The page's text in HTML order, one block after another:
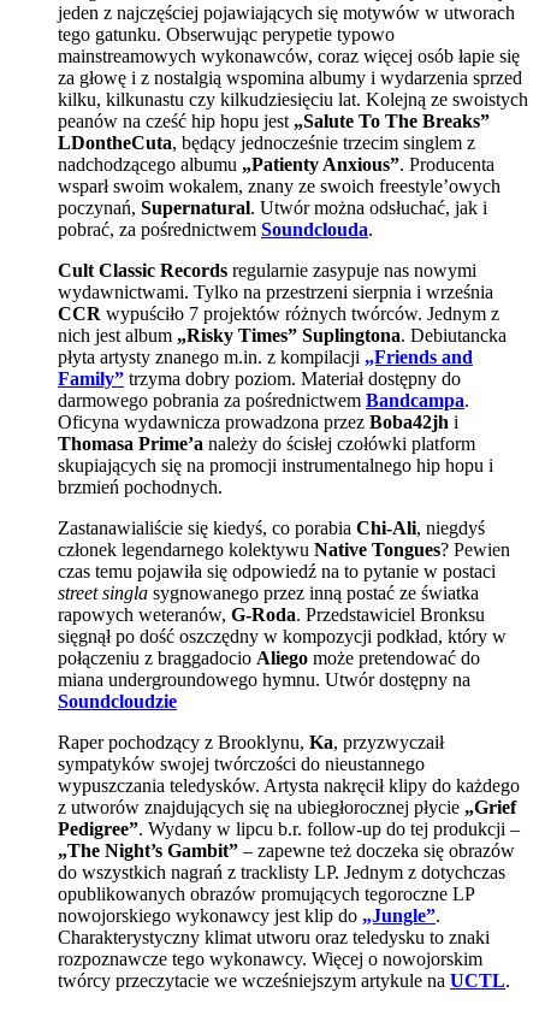
jeden z najczęściej pojawiających się motywów w utworach
tego gatunku. Obserwując perypetie typowo
mainstreamowych wykonawców, coraz więcej osób łapie się
za głowę i z nostalgią wspomina albumy i wydarzenia sprzed
kilku, kilkunastu czy kilkudziesięciu lat. Kolejną ze swoistych
peanów na cześć hip hopu jest „Salute To The Breaks”
LDontheCuta, będący jednocześnie trzecim singlem z
nadchodzącego albumu „Patienty Anxious”. Producenta
wsparł swoim wokalem, znany ze swoich freestyle’owych
poczynań, Supernatural. Utwór można odsłuchać, jak i
pobrać, za pośrednictwem Soundclouda.
Cult Classic Records regularnie zasypuje nas nowymi
wydawnictwami. Tylko na przestrzeni sierpnia i września
CCR wypuściło 7 projektów różnych twórców. Jednym z
nich jest album „Risky Times” Suplingtona. Debiutancka
płyta artysty znanego m.in. z kompilacji „Friends and
Family” trzyma dobry poziom. Materiał dostępny do
darmowego pobrania za pośrednictwem Bandcampa.
Oficyna wydawnicza prowadzona przez Boba42jh i
Thomasa Prime’a należy do ścisłej czołówki platform
skupiających się na promocji instrumentalnego hip hopu i
brzmień pochodnych.
Zastanawialiście się kiedyś, co porabia Chi-Ali, niegdyś
członek legendarnego kolektywu Native Tongues? Pewien
czas temu pojawiła się odpowiedź na to pytanie w postaci
street singla sygnowanego przez inną postać ze światka
rapowych weteranów, G-Roda. Przedstawiciel Bronksu
sięgnął po dość oszczędny w kompozycji podkład, który w
połączeniu z braggadocio Aliego może pretendować do
miana undergroundowego hymnu. Utwór dostępny na
Soundcloudzie
Raper pochodzący z Brooklynu, Ka, przyzwyczaił
sympatyków swojej twórczości do nieustannego
wypuszczania teledysków. Artysta nakręcił klipy do każdego
z utworów znajdujących się na ubiegłorocznej płycie „Grief
Pedigree”. Wydany w lipcu b.r. follow-up do tej produkcji –
„The Night’s Gambit” – zapewne też doczeka się obrazów
do wszystkich nagrań z tracklisty LP. Jednym z dotychczas
opublikowanych obrazów promujących tegoroczne LP
nowojorskiego wykonawcy jest klip do „Jungle”.
Charakterystyczny klimat utworu oraz teledysku to znaki
rozpoznawcze tego wykonawcy. Więcej o nowojorskim
twórcy przeczytacie we wcześniejszym artykule na UCTL.